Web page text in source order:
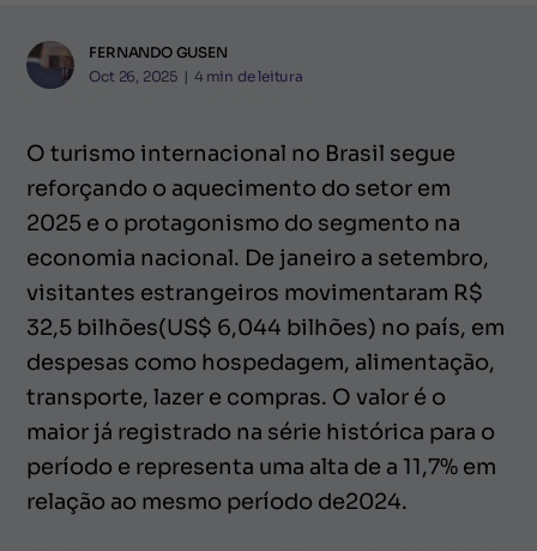
FERNANDO GUSEN
Oct 26, 2025 | 4 min de leitura
O turismo internacional no Brasil segue
reforçando o aquecimento do setor em
2025 e o protagonismo do segmento na
economia nacional. De janeiro a setembro,
visitantes estrangeiros movimentaram R$
32,5 bilhões(US$ 6,044 bilhões) no país, em
despesas como hospedagem, alimentação,
transporte, lazer e compras. O valor é o
maior já registrado na série histórica para o
período e representa uma alta de a 11,7% em
relação ao mesmo período de2024.